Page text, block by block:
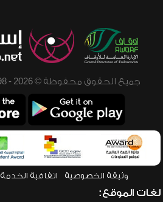
جميع الحقوق محفوظة © 2026 - 1998 لشبكة إسلام ويب
وثيقة الخصوصية اتفاقية الخدمة
لغات الموقع: